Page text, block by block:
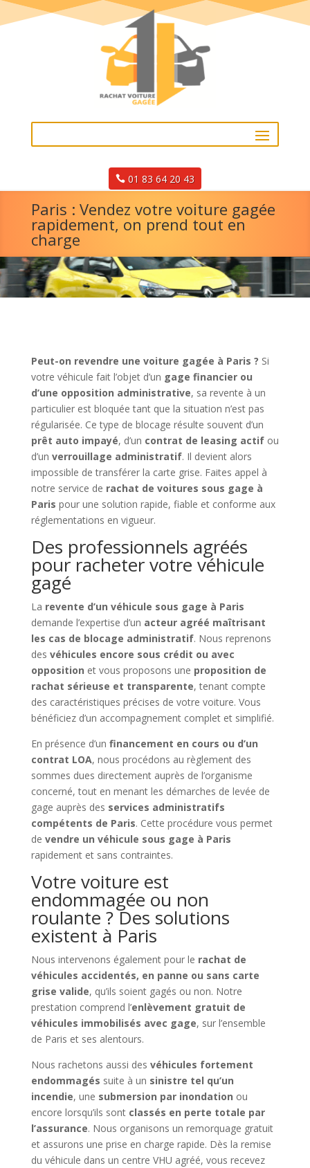
01 83 64 20 43
Paris : Vendez votre voiture gagée
rapidement, on prend tout en
charge
Peut-on revendre une voiture gagée à Paris ? Si
votre véhicule fait l’objet d’un gage financier ou
d’une opposition administrative, sa revente à un
particulier est bloquée tant que la situation n’est pas
régularisée. Ce type de blocage résulte souvent d’un
prêt auto impayé, d’un contrat de leasing actifou
d’un verrouillage administratif. Il devient alors
impossible de transférer la carte grise. Faites appel à
notre service de rachat de voitures sous gage à
Paris pour une solution rapide, fiable et conforme aux
réglementations en vigueur.
Des professionnels agréés
pour racheter votre véhicule
gagé
La revente d’un véhicule sous gage à Paris
demande l’expertise d’un acteur agréé maîtrisant
les cas de blocage administratif. Nous reprenons
des véhicules encore sous crédit ou avec
opposition et vous proposons une proposition de
rachat sérieuse et transparente, tenant compte
des caractéristiques précises de votre voiture. Vous
bénéficiez d’un accompagnement complet et simplifié.
En présence d’un financement en cours ou d’un
contrat LOA, nous procédons au règlement des
sommes dues directement auprès de l’organisme
concerné, tout en menant les démarches de levée de
gage auprès des services administratifs
compétents de Paris. Cette procédure vous permet
de vendre un véhicule sous gage à Paris
rapidement et sans contraintes.
Votre voiture est
endommagée ou non
roulante ? Des solutions
existent à Paris
Nous intervenons également pour le rachat de
véhicules accidentés, en panne ou sans carte
grise valide, qu’ils soient gagés ou non. Notre
prestation comprend l’enlèvement gratuit de
véhicules immobilisés avec gage, sur l’ensemble
de Paris et ses alentours.
Nous rachetons aussi des véhicules fortement
endommagés suite à un sinistre tel qu’un
incendie, une submersion par inondation ou
encore lorsqu’ils sont classés en perte totale par
l’assurance. Nous organisons un remorquage gratuit
et assurons une prise en charge rapide. Dès la remise
du véhicule dans un centre VHU agréé, vous recevez